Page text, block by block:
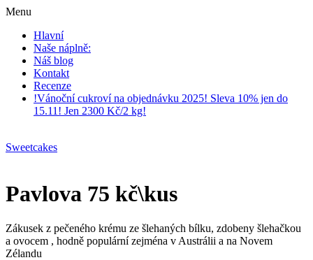
Menu
Hlavní
Naše náplně:
Náš blog
Kontakt
Recenze
!Vánoční cukroví na objednávku 2025! Sleva 10% jen do
15.11! Jen 2300 Kč/2 kg!
Sweetcakes
Pavlova 75 kč\kus
Zákusek z pečeného krému ze šlehaných bílku, zdobeny šlehačkou
a ovocem , hodně populární zejména v Austrálii a na Novem
Zélandu